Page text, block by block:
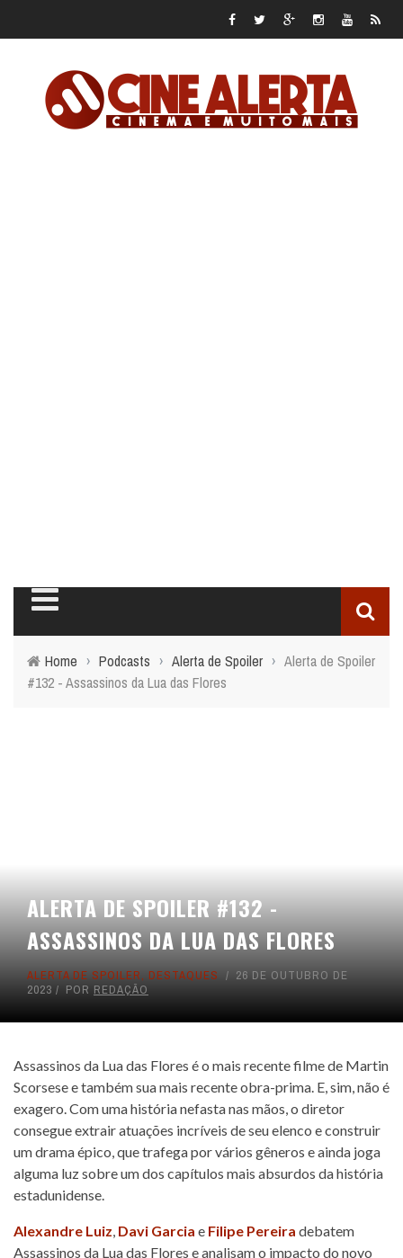
Home › Podcasts › Alerta de Spoiler › Alerta de Spoiler
#132 - Assassinos da Lua das Flores
ALERTA DE SPOILER #132 -
ASSASSINOS DA LUA DAS FLORES
ALERTA DE SPOILER, DESTAQUES
26 DE OUTUBRO DE
2023
POR REDAÇÃO
Assassinos da Lua das Flores é o mais recente filme de Martin
Scorsese e também sua mais recente obra-prima. E, sim, não é
exagero. Com uma história nefasta nas mãos, o diretor
consegue extrair atuações incríveis de seu elenco e construir
um drama épico, que trafega por vários gêneros e ainda joga
alguma luz sobre um dos capítulos mais absurdos da história
estadunidense.
Alexandre Luiz, Davi Garcia e Filipe Pereira debatem
Assassinos da Lua das Flores e analisam o impacto do novo